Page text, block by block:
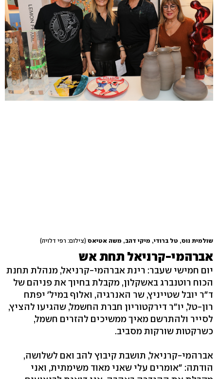
שולמית נוס, טל ברודי, מיקי דהב, משה אטיאס (צילום: רפי דלויה)
אברהמי-קרניאל תחת אש
יום חמישי שעבר: רינת אברהמי-קרניאל, מנהלת תחנת
הכוח רוטנברג באשקלון, מקבלת בחיוך את פניהם של
ד"ר יובל שטייניץ, שר האנרגיה, ואלוף במיל' יפתח
רון-טל, יו"ר דירקטוריון חברת החשמל, שהגיעו להציץ,
לסייר ולהתרשם מאיך ממשיכים להזרים חשמל,
כשרקטות שורקות מסביב.
אברהמי-קרניאל, תושבת קיבוץ להב ואם לשלושה,
הודתה: "אומרים עלי שאני מאוד משימתית, ואני